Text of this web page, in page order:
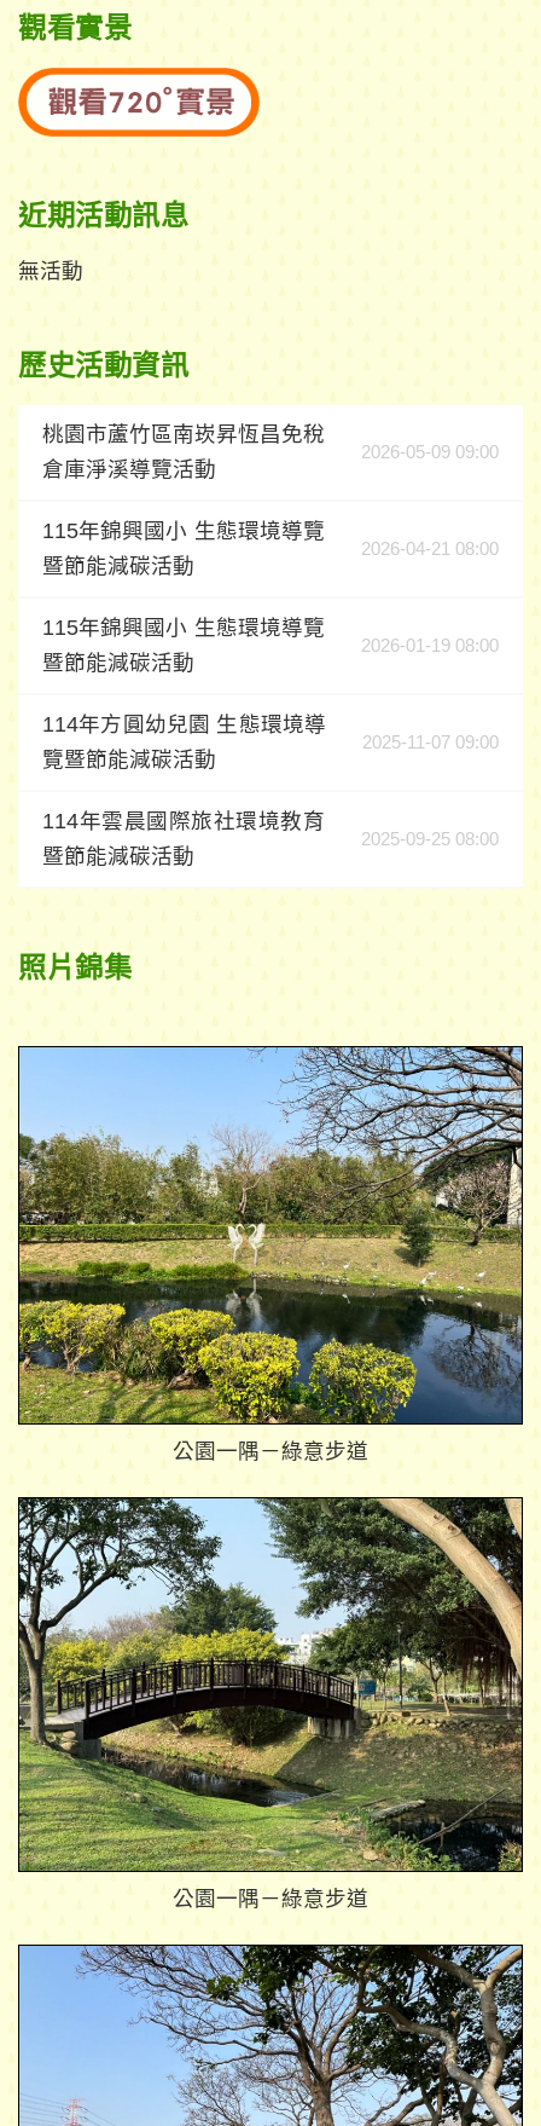
觀看實景
近期活動訊息
無活動
歷史活動資訊
桃園市蘆竹區南崁昇恆昌免稅
倉庫淨溪導覽活動
2026-05-09 09:00
115年錦興國小 生態環境導覽
暨節能減碳活動
2026-04-21 08:00
115年錦興國小 生態環境導覽
暨節能減碳活動
2026-01-19 08:00
114年方圓幼兒園 生態環境導
覽暨節能減碳活動
2025-11-07 09:00
114年雲晨國際旅社環境教育
暨節能減碳活動
2025-09-25 08:00
照片錦集
公園一隅－綠意步道
公園一隅－綠意步道